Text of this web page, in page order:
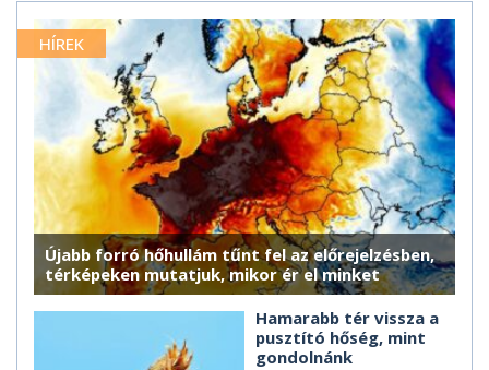
HÍREK
Újabb forró hőhullám tűnt fel az előrejelzésben,
térképeken mutatjuk, mikor ér el minket
Hamarabb tér vissza a
pusztító hőség, mint
gondolnánk